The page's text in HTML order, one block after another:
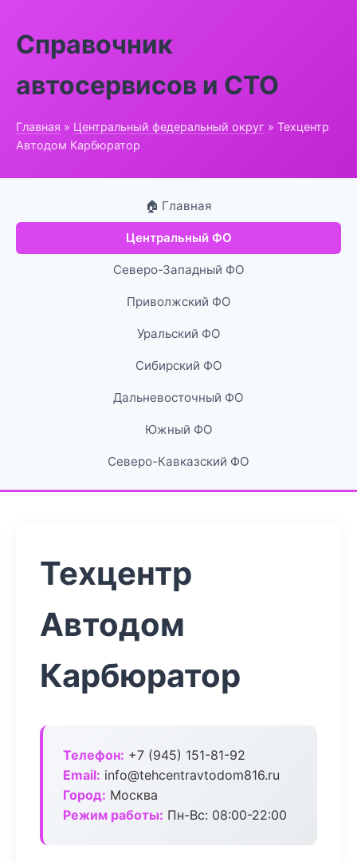
Справочник
автосервисов и СТО
Главная » Центральный федеральный округ » Техцентр
Автодом Карбюратор
🏠 Главная
Центральный ФО
Северо-Западный ФО
Приволжский ФО
Уральский ФО
Сибирский ФО
Дальневосточный ФО
Южный ФО
Северо-Кавказский ФО
Техцентр
Автодом
Карбюратор
Телефон: +7 (945) 151-81-92
Email: info@tehcentravtodom816.ru
Город: Москва
Режим работы: Пн-Вс: 08:00-22:00